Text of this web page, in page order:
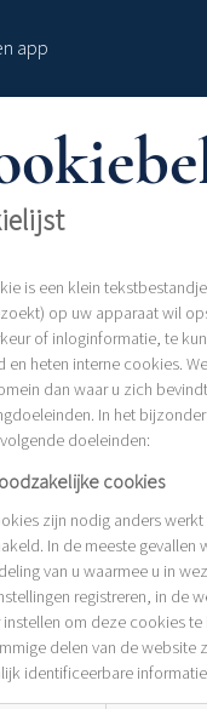
app
is een klein
op uw apparaat wil
of inloginformatie, te
en heten interne cookies.
dan waar u zich
In het
doeleinden:
cookies
zijn nodig anders
In de meeste
van u waarmee u in
registreren, in de
om deze cookies
delen van de website
identificeerbare